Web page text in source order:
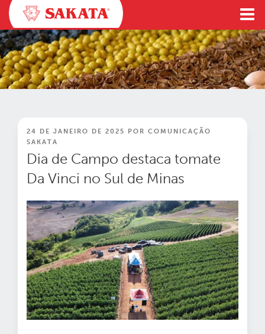
Pular
para
o
conteúdo
PUBLICADO
EM
24 DE JANEIRO DE 2025 POR COMUNICAÇÃO
SAKATA
Dia de Campo destaca tomate
Da Vinci no Sul de Minas